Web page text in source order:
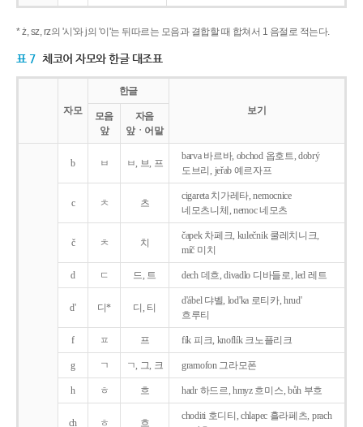
* ż, sz, rz의 '시'와 j의 '이'는 뒤따르는 모음과 결합할 때 합쳐서 1 음절로 적는다.
표 7 체코어 자모와 한글 대조표
자모
한글
보기
모음
앞
자음
앞ㆍ어말
b ㅂ ㅂ, 브, 프
barva 바르바, obchod 옵호트, dobrý
도브리, jeřab 예르자프
c ㅊ 츠
cigareta 치가레타, nemocnice
네모츠니체, nemoc 네모츠
č ㅊ 치
čapek 차페크, kulečnik 쿨레치니크,
míč 미치
d ㄷ 드, 트 dech 데흐, divadlo 디바들로, led 레트
d' 디* 디, 티
d'ábel 댜벨, lod'ka 로티카, hrud'
흐루티
f ㅍ 프 fík 피크, knoflík 크노플리크
g ㄱ ㄱ, 그, 크 gramofon 그라모폰
h ㅎ 흐 hadr 하드르, hmyz 흐미스, bůh 부흐
ch ㅎ 흐
choditi 호디티, chlapec 흘라페츠, prach